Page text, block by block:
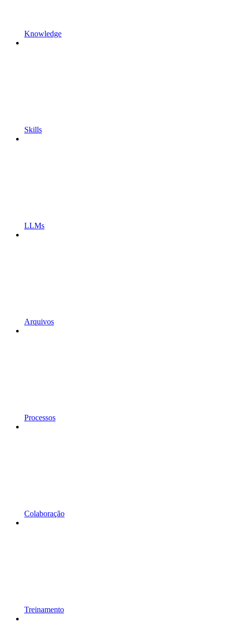
Knowledge
Skills
LLMs
Arquivos
Processos
Colaboração
Treinamento